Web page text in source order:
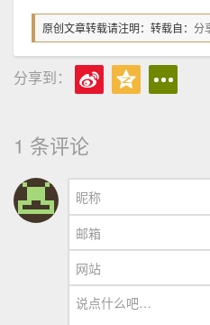
原创文章转载请注明：转载自：分
分享到：
1 条评论
昵称
邮箱
网站
说点什么吧…